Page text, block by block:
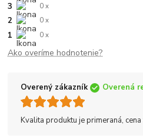
3 0 x
2 0 x
1 0 x
Ako overíme hodnotenie?
Overený zákazník Overená
Kvalita produktu je primeraná,